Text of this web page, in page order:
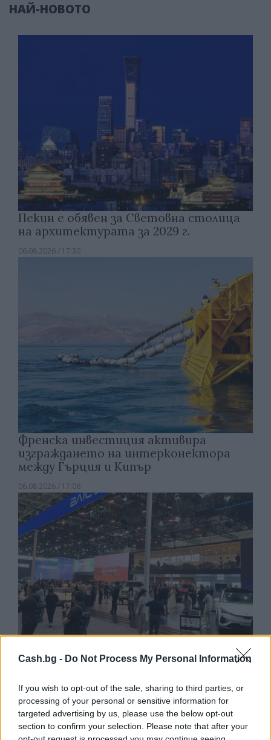
Cash.bg - Do Not Process My Personal Information
If you wish to opt-out of the sale, sharing to third parties, or
processing of your personal or sensitive information for
targeted advertising by us, please use the below opt-out
section to confirm your selection. Please note that after your
НАЙ-НОВОТО
Пекин е обявен за Световна столица
на архитектурата за 2029 г.
06.08.2026 / 17:30
Френска инвестиция активира
изграждането на интерконектора
между Гърция и Кипър
06.08.2026 / 17:06
е нараснал със 120%
06.08.2026 / 16:30